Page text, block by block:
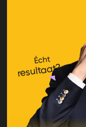
Écht
resultaat?